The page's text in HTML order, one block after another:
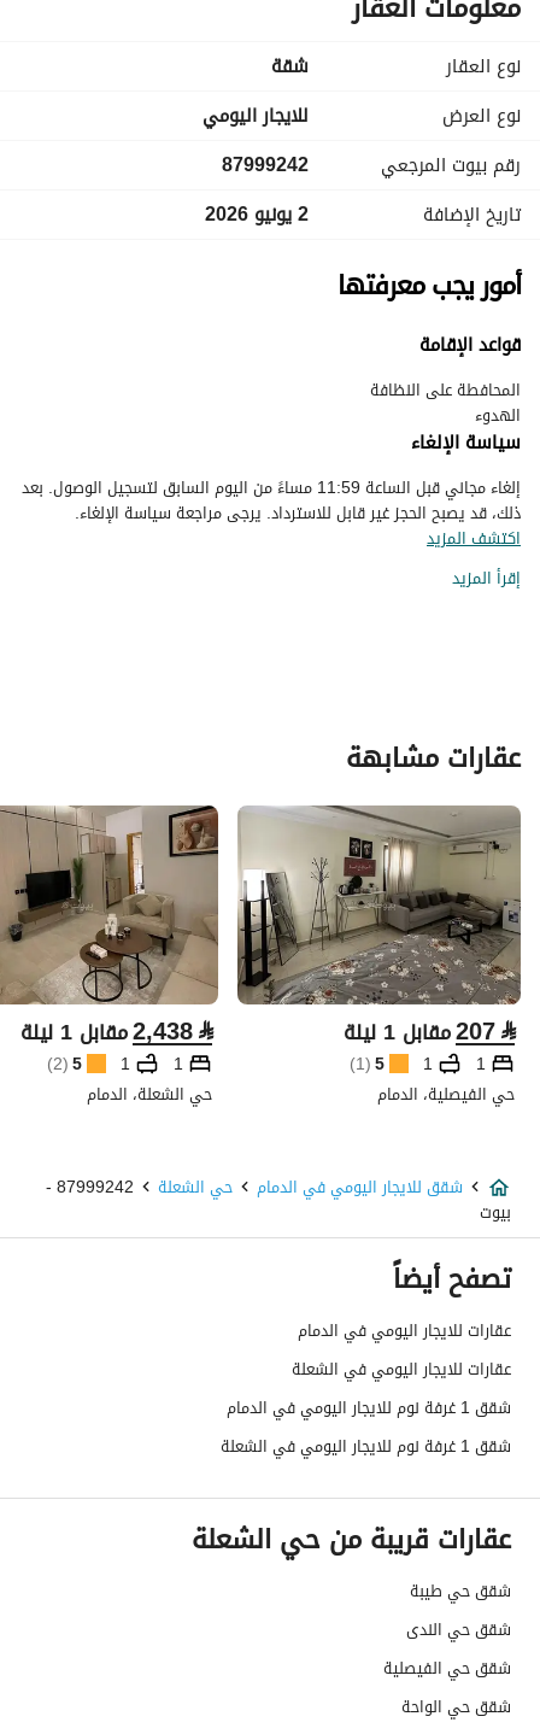
نوع العقار
شقة
نوع العرض
للايجار اليومي
رقم بيوت المرجعي
87999242
تاريخ الإضافة
2 يونيو 2026
أمور يجب معرفتها
قواعد الإقامة
الهدوء
سياسة الإلغاء
إلغاء مجاني قبل الساعة 11:59 مساءً من اليوم السابق لتسجيل الوصول. بعد
ذلك، قد يصبح الحجز غير قابل للاسترداد. يرجى مراجعة سياسة الإلغاء.
اكتشف المزيد
إقرأ المزيد
عقارات مشابهة
⃁
207مقابل 1 ليلة
1
1
5
(
1
)
حي الفيصلية، الدمام
⃁
2,438مقابل 1 ليلة
1
1
5
(
2
)
حي الشعلة، الدمام
شقق للايجار اليومي في الدمام حي الشعلة 87999242 -
بيوت
تصفح أيضاً
عقارات للايجار اليومي في الدمام
عقارات للايجار اليومي في الشعلة
شقق 1 غرفة نوم للايجار اليومي في الدمام
شقق 1 غرفة نوم للايجار اليومي في الشعلة
عقارات قريبة من حي الشعلة
شقق حي طيبة
شقق حي الندى
شقق حي الفيصلية
شقق حي الواحة